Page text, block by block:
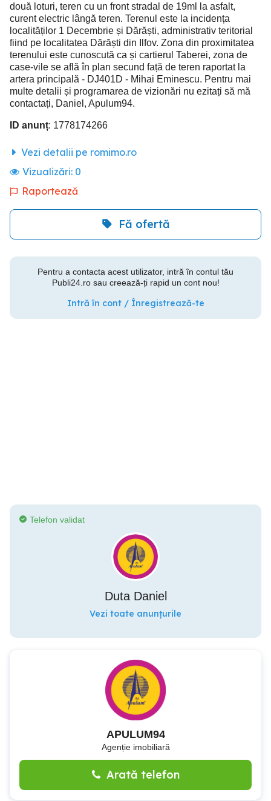
două loturi, teren cu un front stradal de 19ml la asfalt,
curent electric lângă teren. Terenul este la incidența
localităților 1 Decembrie și Dărăști, administrativ teritorial
fiind pe localitatea Dărăști din Ilfov. Zona din proximitatea
terenului este cunoscută ca și cartierul Taberei, zona de
case-vile se află în plan secund față de teren raportat la
artera principală - DJ401D - Mihai Eminescu. Pentru mai
multe detalii și programarea de vizionări nu ezitați să mă
contactați, Daniel, Apulum94.
ID anunț: 1778174266
Vezi detalii pe romimo.ro
Vizualizări: 0
Raportează
Fă ofertă
Pentru a contacta acest utilizator, intră în contul tău
Publi24.ro sau creează-ți rapid un cont nou!
Intră în cont / Înregistrează-te
Telefon validat
Duta Daniel
Vezi toate anunțurile
APULUM94
Agenție imobiliară
Arată telefon